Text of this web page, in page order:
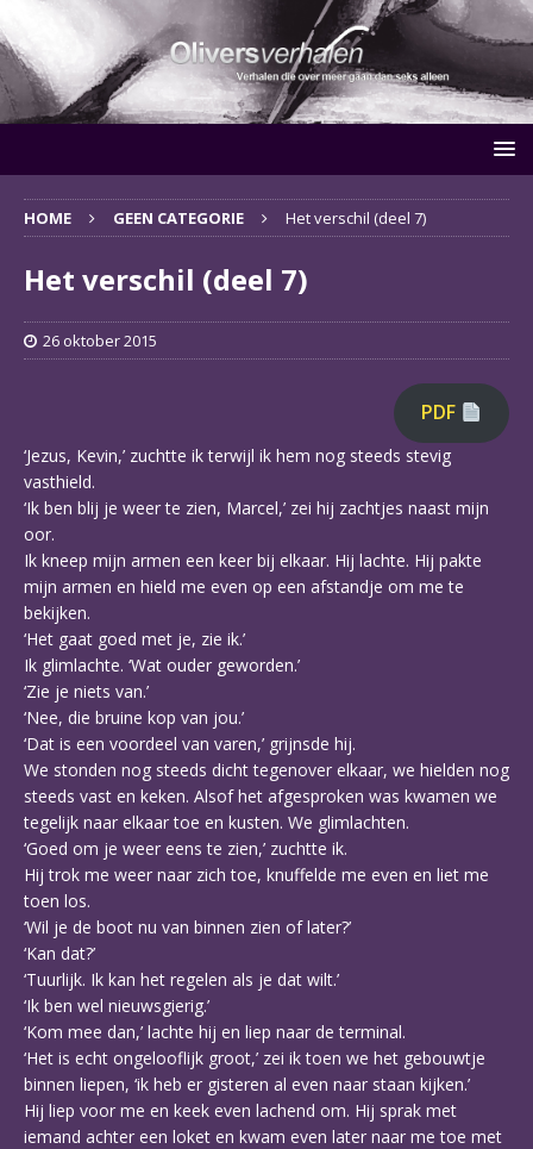
HOME GEEN CATEGORIE Het verschil (deel 7)
Het verschil (deel 7)
26 oktober 2015
PDF
‘Jezus, Kevin,’ zuchtte ik terwijl ik hem nog steeds stevig
vasthield.
‘Ik ben blij je weer te zien, Marcel,’ zei hij zachtjes naast mijn
oor.
Ik kneep mijn armen een keer bij elkaar. Hij lachte. Hij pakte
mijn armen en hield me even op een afstandje om me te
bekijken.
‘Het gaat goed met je, zie ik.’
Ik glimlachte. ‘Wat ouder geworden.’
‘Zie je niets van.’
‘Nee, die bruine kop van jou.’
‘Dat is een voordeel van varen,’ grijnsde hij.
We stonden nog steeds dicht tegenover elkaar, we hielden nog
steeds vast en keken. Alsof het afgesproken was kwamen we
tegelijk naar elkaar toe en kusten. We glimlachten.
‘Goed om je weer eens te zien,’ zuchtte ik.
Hij trok me weer naar zich toe, knuffelde me even en liet me
toen los.
‘Wil je de boot nu van binnen zien of later?’
‘Kan dat?’
‘Tuurlijk. Ik kan het regelen als je dat wilt.’
‘Ik ben wel nieuwsgierig.’
‘Kom mee dan,’ lachte hij en liep naar de terminal.
‘Het is echt ongelooflijk groot,’ zei ik toen we het gebouwtje
binnen liepen, ‘ik heb er gisteren al even naar staan kijken.’
Hij liep voor me en keek even lachend om. Hij sprak met
iemand achter een loket en kwam even later naar me toe met